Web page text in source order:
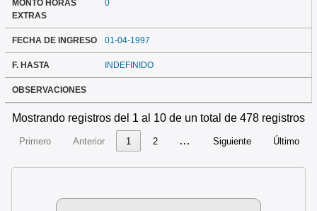
MONTO HORAS
EXTRAS
0
FECHA DE INGRESO 01-04-1997
F. HASTA INDEFINIDO
OBSERVACIONES
Mostrando registros del 1 al 10 de un total de 478 registros
Primero Anterior 1 2 … Siguiente Último